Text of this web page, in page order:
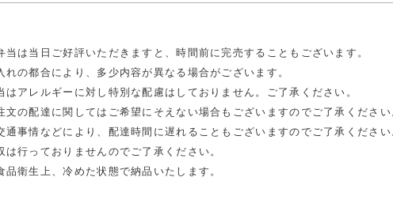
は当日ご好評いただきますと、時間前に完売することもございます。
の都合により、多少内容が異なる場合がございます。
アレルギーに対し特別な配慮はしておりません。ご了承ください。
文の配達に関してはご希望にそえない場合もございますのでご了承くださ
通事情などにより、配達時間に遅れることもございますのでご了承くださ
行っておりませんのでご了承ください。
衛生上、冷めた状態で納品いたします。